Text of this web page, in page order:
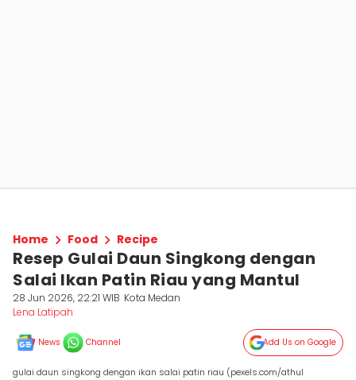
Home Food Recipe
Resep Gulai Daun Singkong dengan
Salai Ikan Patin Riau yang Mantul
28 Jun 2026, 22:21 WIB Kota Medan
Lena Latipah
News Channel Add Us on Google
gulai daun singkong dengan ikan salai patin riau (pexels.com/athul